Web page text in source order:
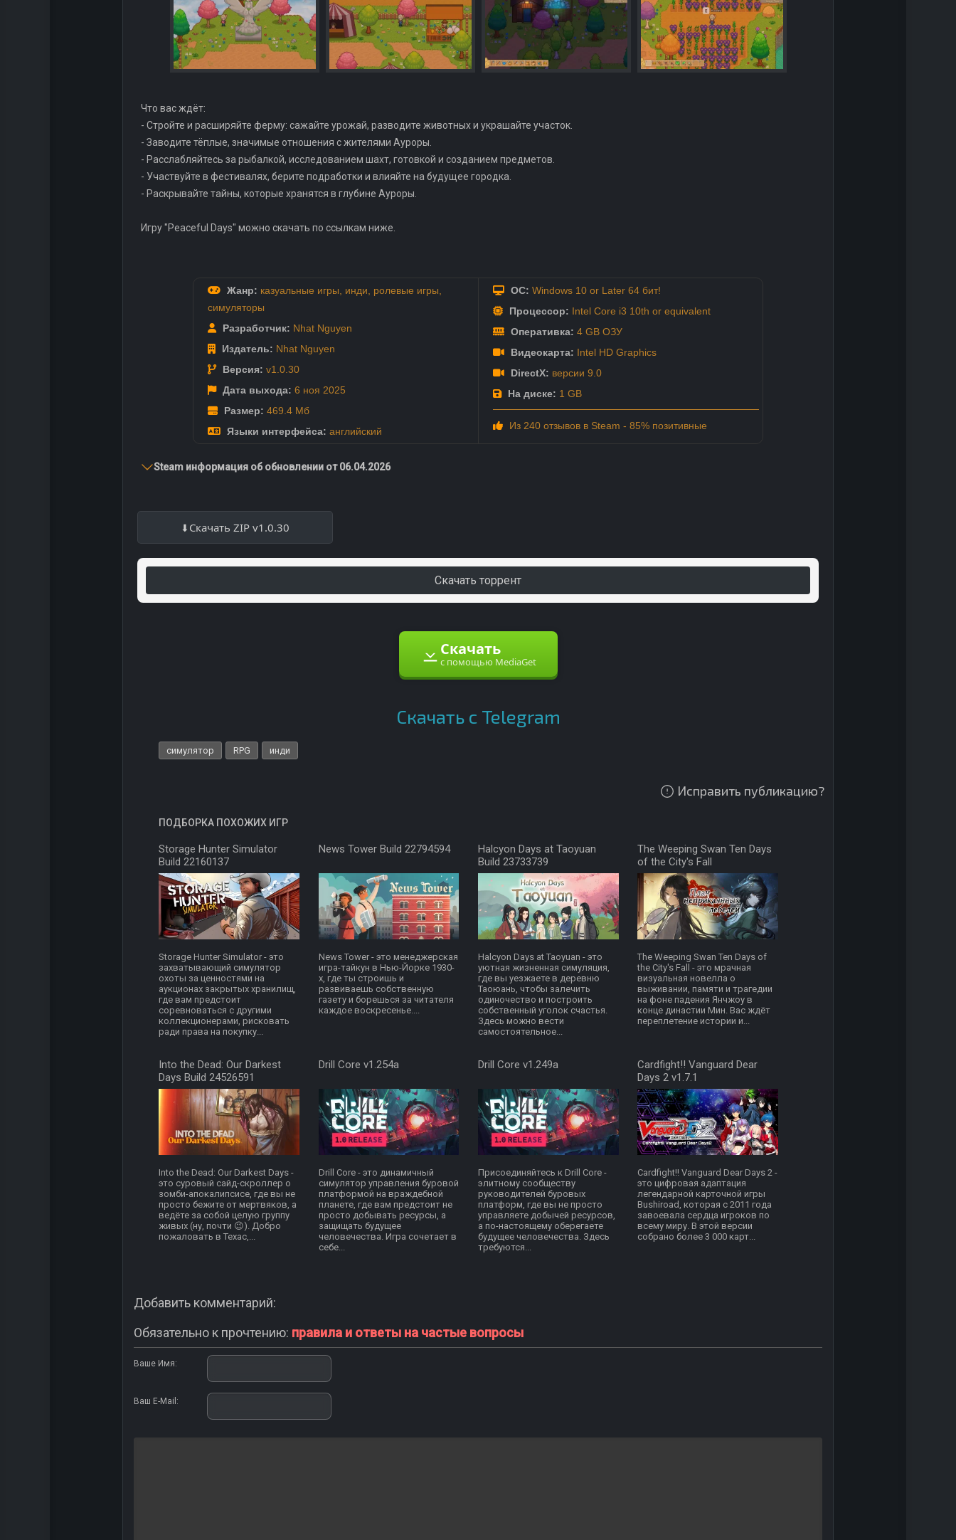
Что вас ждёт:
- Стройте и расширяйте ферму: сажайте урожай, разводите животных и украшайте участок.
- Заводите тёплые, значимые отношения с жителями Ауроры.
- Расслабляйтесь за рыбалкой, исследованием шахт, готовкой и созданием предметов.
- Участвуйте в фестивалях, берите подработки и влияйте на будущее городка.
- Раскрывайте тайны, которые хранятся в глубине Ауроры.
Игру "Peaceful Days" можно скачать по ссылкам ниже.
Жанр: казуальные игры, инди, ролевые игры,
симуляторы
Разработчик: Nhat Nguyen
Издатель: Nhat Nguyen
Версия: v1.0.30
Дата выхода: 6 ноя 2025
Размер: 469.4 Мб
Языки интерфейса: английский
ОС: Windows 10 or Later 64 бит!
Процессор: Intel Core i3 10th or equivalent
Оперативка: 4 GB ОЗУ
Видеокарта: Intel HD Graphics
DirectX: версии 9.0
На диске: 1 GB
Из 240 отзывов в Steam - 85% позитивные
Steam информация об обновлении от 06.04.2026
Скачать ZIP v1.0.30
Скачать торрент
Скачать
с помощью MediaGet
Скачать с Telegram
симулятор RPG инди
Исправить публикацию?
ПОДБОРКА ПОХОЖИХ ИГР
Storage Hunter Simulator
Build 22160137
Storage Hunter Simulator - это
захватывающий симулятор
охоты за ценностями на
аукционах закрытых хранилищ,
где вам предстоит
соревноваться с другими
коллекционерами, рисковать
ради права на покупку...
News Tower Build 22794594
News Tower - это менеджерская
игра-тайкун в Нью-Йорке 1930-
х, где ты строишь и
развиваешь собственную
газету и борешься за читателя
каждое воскресенье....
Halcyon Days at Taoyuan
Build 23733739
Halcyon Days at Taoyuan - это
уютная жизненная симуляция,
где вы уезжаете в деревню
Таоюань, чтобы залечить
одиночество и построить
собственный уголок счастья.
Здесь можно вести
самостоятельное...
The Weeping Swan Ten Days
of the City's Fall
The Weeping Swan Ten Days of
the City's Fall - это мрачная
визуальная новелла о
выживании, памяти и трагедии
на фоне падения Янчжоу в
конце династии Мин. Вас ждёт
переплетение истории и...
Into the Dead: Our Darkest
Days Build 24526591
Into the Dead: Our Darkest Days -
это суровый сайд-скроллер о
зомби-апокалипсисе, где вы не
просто бежите от мертвяков, а
ведёте за собой целую группу
живых (ну, почти 😉). Добро
пожаловать в Техас,...
Drill Core v1.254a
Drill Core - это динамичный
симулятор управления буровой
платформой на враждебной
планете, где вам предстоит не
просто добывать ресурсы, а
защищать будущее
человечества. Игра сочетает в
себе...
Drill Core v1.249a
Присоединяйтесь к Drill Core -
элитному сообществу
руководителей буровых
платформ, где вы не просто
управляете добычей ресурсов,
а по-настоящему оберегаете
будущее человечества. Здесь
требуются...
Cardfight!! Vanguard Dear
Days 2 v1.7.1
Cardfight!! Vanguard Dear Days 2 -
это цифровая адаптация
легендарной карточной игры
Bushiroad, которая с 2011 года
завоевала сердца игроков по
всему миру. В этой версии
собрано более 3 000 карт...
Добавить комментарий:
Обязательно к прочтению: правила и ответы на частые вопросы
Ваше Имя:
Ваш E-Mail: